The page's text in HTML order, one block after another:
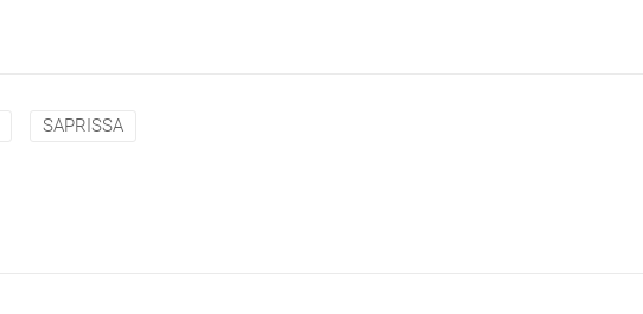
SAPRISSA